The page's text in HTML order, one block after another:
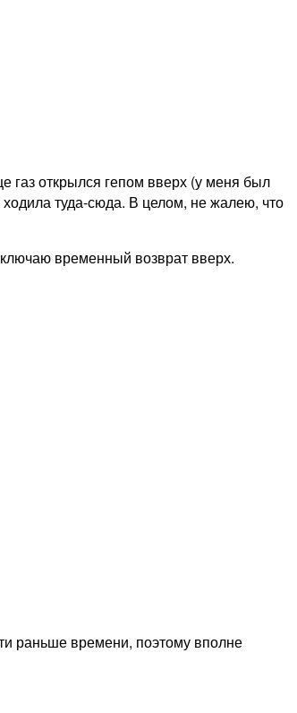
газ открылся гепом вверх (у меня был
туда-сюда. В целом, не жалею, что
временный возврат вверх.
раньше времени, поэтому вполне